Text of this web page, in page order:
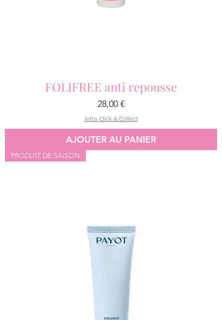
FOLIFREE anti repousse
Prix
28,00 €
Infos Click & Collect
AJOUTER AU PANIER
PRODUIT DE SAISON